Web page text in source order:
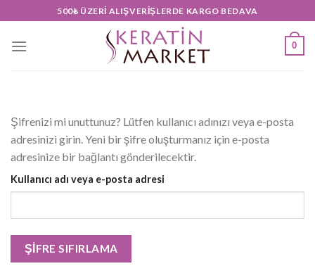
to
content
500₺ ÜZERI ALIŞVERIŞLERDE KARGO BEDAVA
0
Şifrenizi mi unuttunuz? Lütfen kullanıcı adınızı veya e-posta
adresinizi girin. Yeni bir şifre oluşturmanız için e-posta
adresinize bir bağlantı gönderilecektir.
Kullanıcı adı veya e-posta adresi
ŞIFRE SIFIRLAMA